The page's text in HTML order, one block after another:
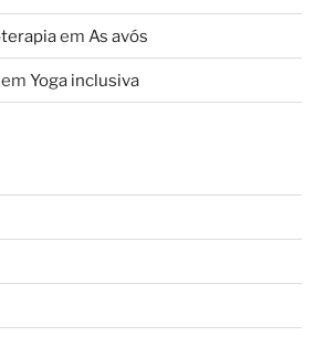
em As avós
em Yoga inclusiva